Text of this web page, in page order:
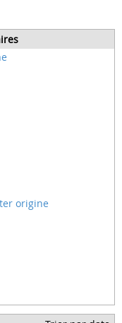
origine